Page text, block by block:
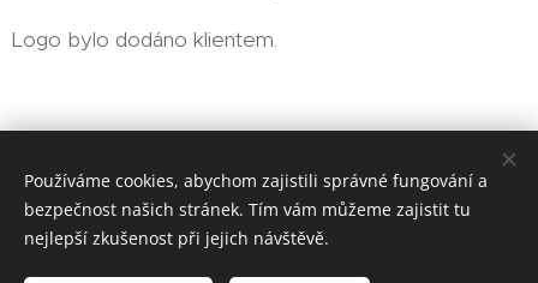
Logo bylo dodáno klientem.
EMIT-CZ sociální podnik, s. r. o.
Vytvořeno službouWebnode Cookies
Jazyky
Používáme cookies, abychom zajistili správné fungování a
bezpečnost našich stránek. Tím vám můžeme zajistit tu
nejlepší zkušenost při jejich návštěvě.